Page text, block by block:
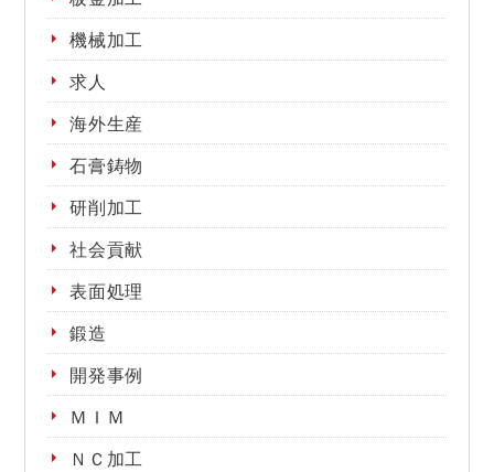
機械加工
求人
海外生産
石膏鋳物
研削加工
社会貢献
表面処理
鍛造
開発事例
ＭＩＭ
ＮＣ加工